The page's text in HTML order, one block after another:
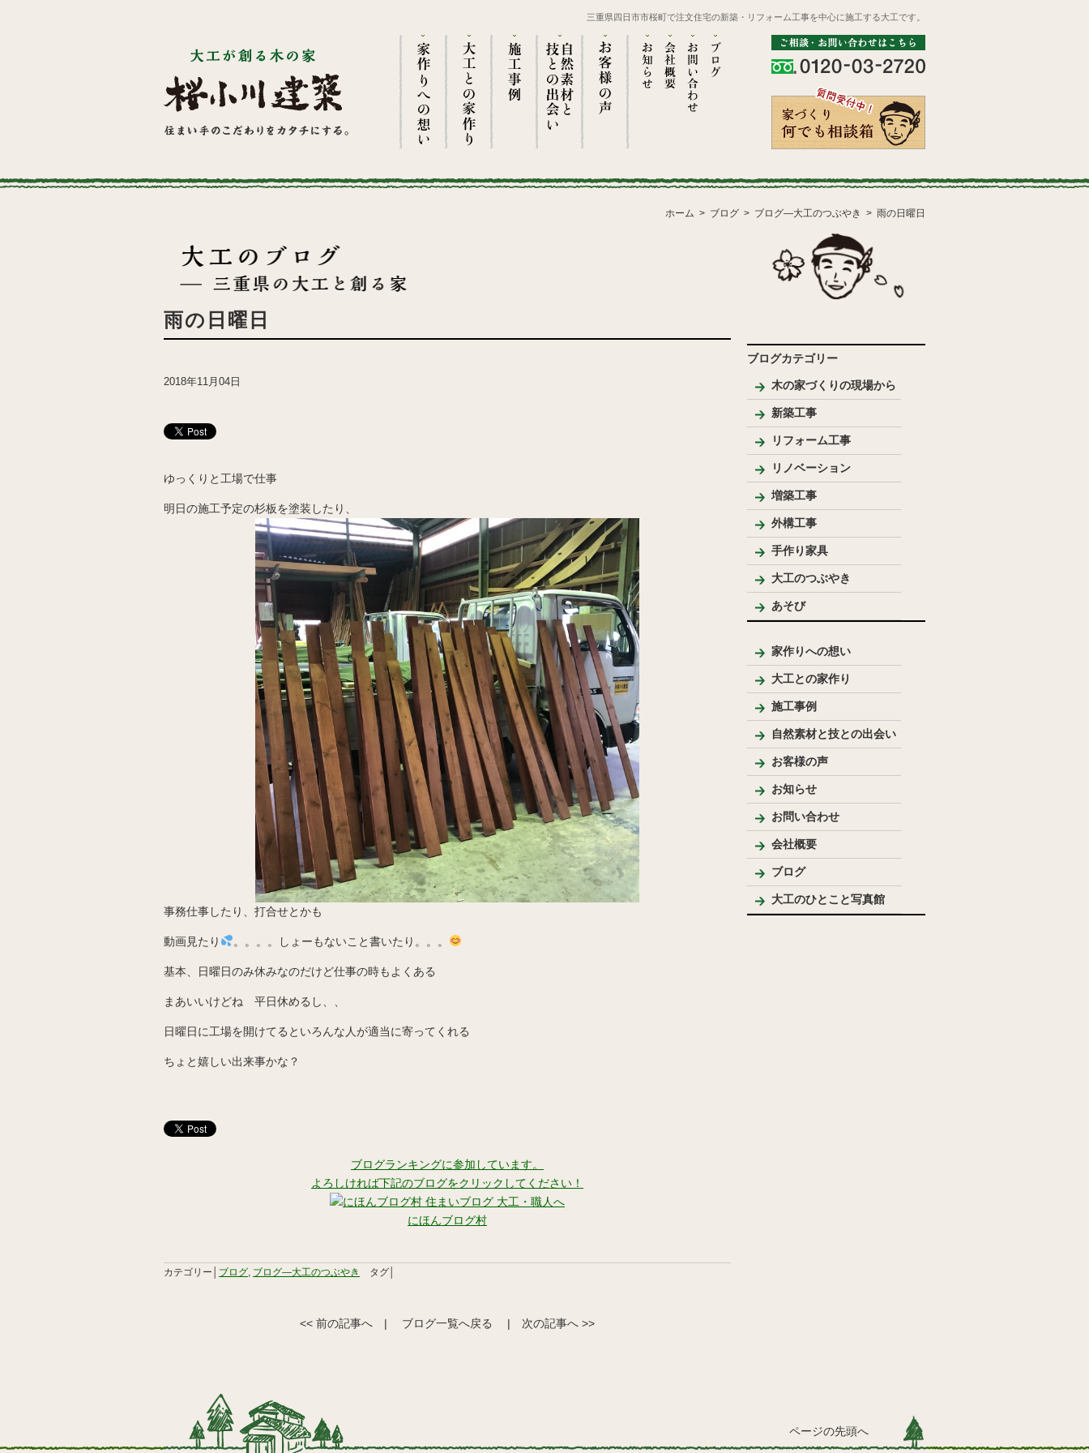
三重県四日市市桜町で注文住宅の新築・リフォーム工事を中心に施工する大工です。
ホーム ブログ ブログ―大工のつぶやき 雨の日曜日
雨の日曜日
2018年11月04日
ゆっくりと工場で仕事
明日の施工予定の杉板を塗装したり、
事務仕事したり、打合せとかも
動画見たり 。。。。しょーもないこと書いたり。。。
基本、日曜日のみ休みなのだけど仕事の時もよくある
まあいいけどね 平日休めるし、、
日曜日に工場を開けてるといろんな人が適当に寄ってくれる
ちょと嬉しい出来事かな？
ブログランキングに参加しています。
よろしければ下記のブログをクリックしてください！
にほんブログ村
カテゴリー│ ブログ, ブログ―大工のつぶやき タグ│
<< 前の記事へ | ブログ一覧へ戻る | 次の記事へ >>
ブログカテゴリー
木の家づくりの現場から
新築工事
和風住宅
リフォーム工事
リノベーション
増築工事
外構工事
手作り家具
大工のつぶやき
あそび
家作りへの想い
大工との家作り
家づくりの流れとポイント
プレゼンテーション
大工のこだわり
施工事例
新築自然素材を使った家
純和風住宅
洋風住宅
リフォーム
LDK
バス・洗面
トイレ
内装
外まわり
その他
リノベーション
手作り家具
テーブル・座卓等
ベンチ・椅子等
収納棚・家具等
花台・棚板・衝立等
手作りキッチン・洗面台
ウッドデッキ
模型
その他
自然素材と技との出会い
お客様の声
お知らせ
お問い合わせ
会社概要
代表プロフィール
ブログ
大工のひとこと写真館
ページの先頭へ